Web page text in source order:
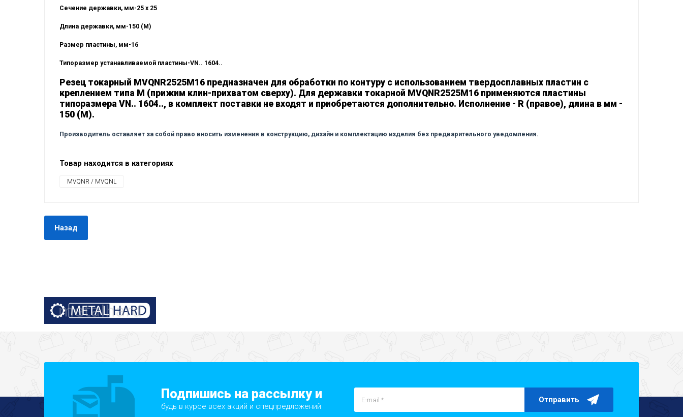
Сечение державки, мм-25 x 25
Длина державки, мм-150 (M)
Размер пластины, мм-16
Типоразмер устанавливаемой пластины-VN.. 1604..
Резец токарный MVQNR2525M16 предназначен для обработки по контуру с использованием твердосплавных пластин с
креплением типа M (прижим клин-прихватом сверху). Для державки токарной MVQNR2525M16 применяются пластины
типоразмера VN.. 1604.., в комплект поставки не входят и приобретаются дополнительно. Исполнение - R (правое), длина в мм -
150 (M).
Производитель оставляет за собой право вносить изменения в конструкцию, дизайн и комплектацию изделия без предварительного уведомления.
Товар находится в категориях
MVQNR / MVQNL
Назад
Подпишись на рассылку и
будь в курсе всех акций и спецпредложений
Отправить